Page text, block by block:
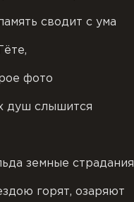
сводит с ума
фото
душ слышится
земные страдания
горят, озаряют